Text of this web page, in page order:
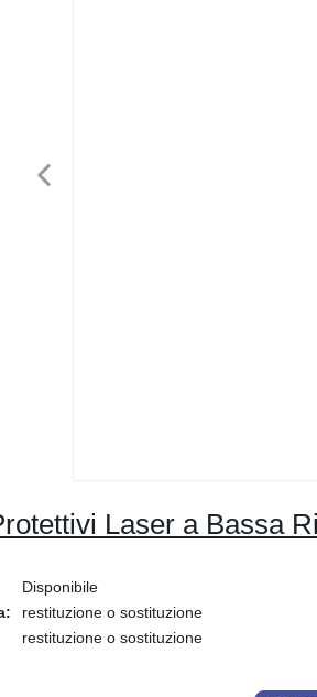
Laser a Bassa
Disponibile
restituzione o sostituzione
restituzione o sostituzione